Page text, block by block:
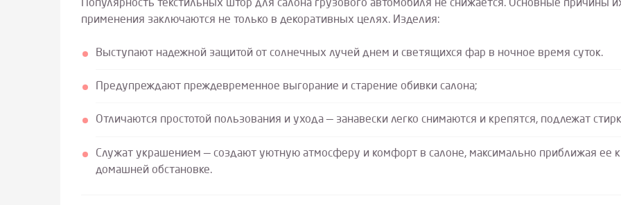
Популярность текстильных штор для салона грузового автомобиля не снижается. Основные причины
применения заключаются не только в декоративных целях. Изделия:
Выступают надежной защитой от солнечных лучей днем и светящихся фар в ночное время суток.
Предупреждают преждевременное выгорание и старение обивки салона;
Отличаются простотой пользования и ухода — занавески легко снимаются и крепятся, подлежат
Служат украшением — создают уютную атмосферу и комфорт в салоне, максимально приближая ее к
домашней обстановке.